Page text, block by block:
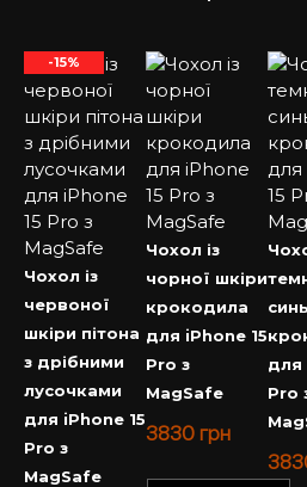
-15%
Чохол із
червоної
шкіри пітона
з дрібними
лусочками
для iPhone 15
Pro з
MagSafe
Чохол із
чорної шкіри
крокодила
для iPhone 15
Pro з
MagSafe
3830 грн
для
Pro